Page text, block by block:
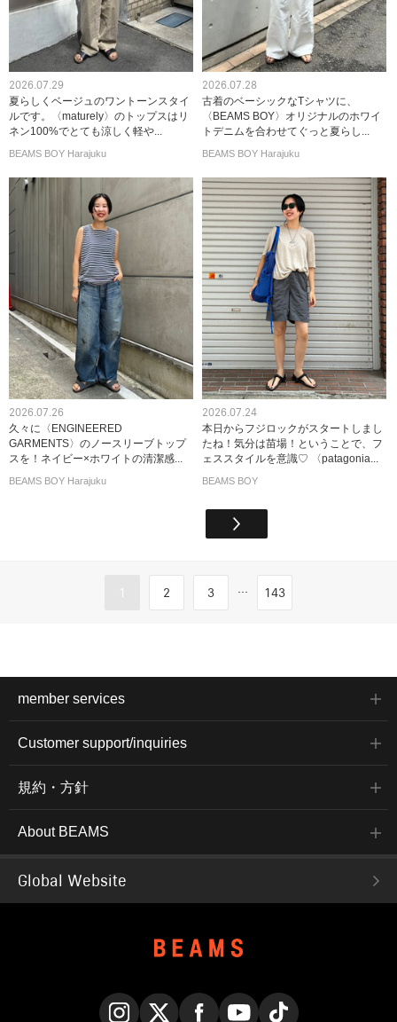
2026.07.29
夏らしくベージュのワントーンスタイ
ルです。〈maturely〉のトップスはリ
ネン100%でとても涼しく軽や...
BEAMS BOY Harajuku
2026.07.28
古着のベーシックなTシャツに、
〈BEAMS BOY〉オリジナルのホワイ
トデニムを合わせてぐっと夏らし...
BEAMS BOY Harajuku
2026.07.26
久々に〈ENGINEERED
GARMENTS〉のノースリーブトップ
スを！ネイビー×ホワイトの清潔感...
BEAMS BOY Harajuku
2026.07.24
本日からフジロックがスタートしまし
たね！気分は苗場！ということで、フ
ェススタイルを意識♡ 〈patagonia...
BEAMS BOY
1 2 3 ... 143
member services
Customer support/inquiries
規約・方針
About BEAMS
Global Website